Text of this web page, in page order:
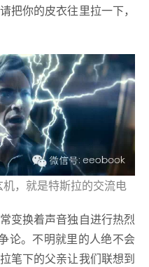
把你的皮衣往里拉一下，
，就是特斯拉的交流电
变换着声音独自进行热烈
论。不明就里的人绝不会
笔下的父亲让我们联想到